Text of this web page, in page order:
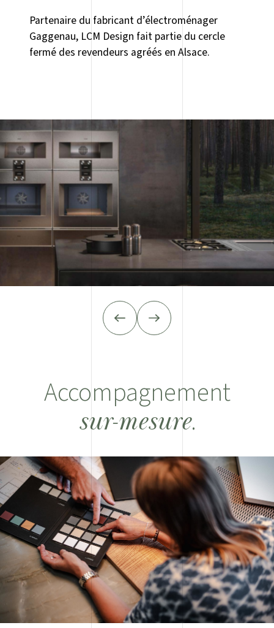
Partenaire du fabricant d’électroménager
Gaggenau, LCM Design fait partie du cercle
fermé des revendeurs agréés en Alsace.
Accompagnement
sur-mesure.